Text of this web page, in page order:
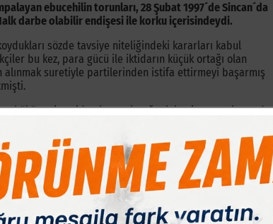
ebucehilin torunları, 28 Şubat 1997´de Sincan´da
darbe olabilir endişesi ile korku içerisindeydi.
sözde tavsiye niteliğindeki kararları kabul
bu kez, para gücü ile iktidarın küçük ortağı olan
alınmak suretiyle partilerinden istifa ettirmeyi başarmış
hükümeti yeniden kuracak çoğunlukta imzaya ulaşsa da,
yok sayarak demokrasiyi ayaklar altına almıştı.
ardından, 28 Şubatçılar zulümlerini arttırarak
ömür boyu siyaset yasağı getiren 28 Şubatın
Türk Milletine ancak Yunan Gavurunun yapabileceği